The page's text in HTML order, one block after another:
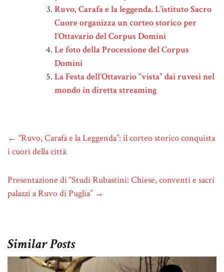
Ruvo, Carafa e la leggenda. L’istituto Sacro
Cuore organizza un corteo storico per
l’Ottavario del Corpus Domini
Le foto della Processione del Corpus
Domini
La Festa dell’Ottavario “vista” dai ruvesi nel
mondo in diretta streaming
← “Ruvo, Carafa e la Leggenda”: il corteo storico conquista
i cuori della città
Presentazione di “Studi Rubastini: Chiese, conventi e sacri
palazzi a Ruvo di Puglia” →
Similar Posts